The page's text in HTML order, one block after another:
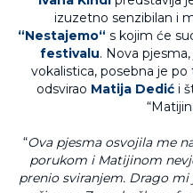
izuzetno senzibilan i
“Nestajemo“ s kojim će
festivalu. Nova
vokalistica, posebna je
odsvirao Matija Dedić i
“Ova pjesma osvojila me
porukom i Matijinom
prenio sviranjem. Drago